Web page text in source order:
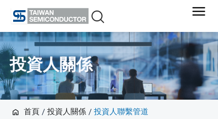
content
投資人關係
首頁 / 投資人關係 / 投資人聯繫管道